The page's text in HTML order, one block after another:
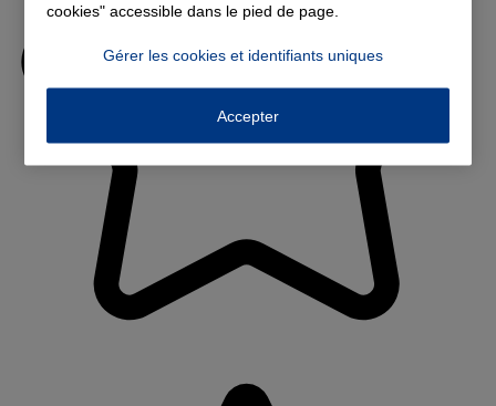
cookies" accessible dans le pied de page.
Gérer les cookies et identifiants uniques
Accepter